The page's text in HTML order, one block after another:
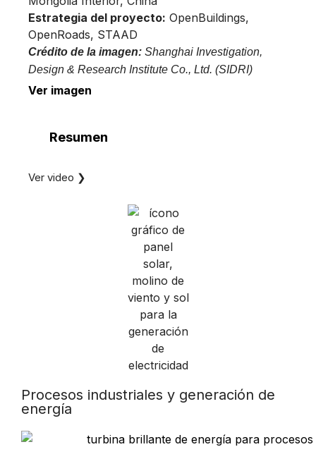
Estrategia del proyecto: OpenBuildings,
OpenRoads, STAAD
Crédito de la imagen: Shanghai Investigation,
Design & Research Institute Co., Ltd. (SIDRI)
Ver imagen
Resumen
Ver video ❯
Procesos industriales y generación de
energía